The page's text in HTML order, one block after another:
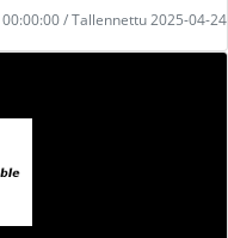
/ Tallennettu 2025-04-24